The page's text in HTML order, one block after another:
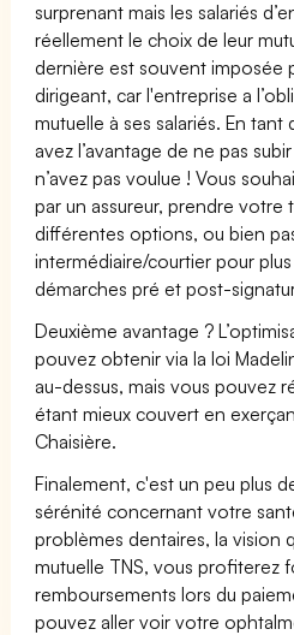
surprenant mais les salariés
réellement le choix de leur
dernière est souvent imposée
dirigeant, car l'entreprise a
mutuelle à ses salariés. En
avez l’avantage de ne pas
n’avez pas voulue ! Vous
par un assureur, prendre votre
différentes options, ou bien
intermédiaire/courtier pour
démarches pré et post-
Deuxième avantage ?
pouvez obtenir via la loi
au-dessus, mais vous pouvez
étant mieux couvert en
Chaisière.
Finalement, c'est un peu plus
sérénité concernant votre
problèmes dentaires, la vision
mutuelle TNS, vous profiterez
remboursements lors du
pouvez aller voir votre